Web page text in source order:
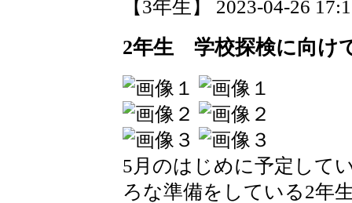
【3年生】 2023-04-26
2年生 学校探検に向け
5月のはじめに予定して
ろな準備をしている2年